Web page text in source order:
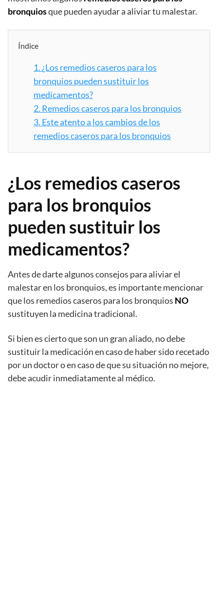
bronquiosque pueden ayudar a aliviar tu malestar.
Índice
1. ¿Los remedios caseros para los
bronquios pueden sustituir los
medicamentos?
2. Remedios caseros para los bronquios
3. Este atento a los cambios de los
remedios caseros para los bronquios
¿Los remedios caseros
para los bronquios
pueden sustituir los
medicamentos?
Antes de darte algunos consejos para aliviar el
malestar en los bronquios, es importante mencionar
que los remedios caseros para los bronquios NO
sustituyen la medicina tradicional.
Si bien es cierto que son un gran aliado, no debe
sustituir la medicación en caso de haber sido recetado
por un doctor o en caso de que su situación no mejore,
debe acudir inmediatamente al médico.